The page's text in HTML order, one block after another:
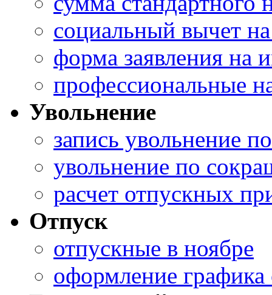
социальный вычет
форма заявления на
профессиональные
Увольнение
запись увольнение
увольнение по
расчет отпускных
Отпуск
отпускные в ноябре
оформление графика